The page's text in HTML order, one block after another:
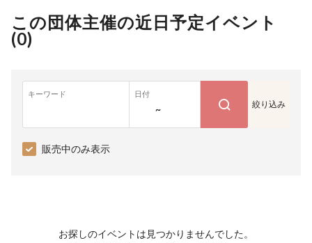
この団体主催の近日予定イベント
(0)
キーワード 日付
~ 絞り込み
販売中のみ表示
お探しのイベントは見つかりませんでした。